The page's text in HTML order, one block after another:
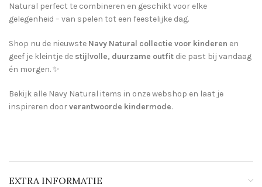
Natural perfect te combineren en geschikt voor elke
gelegenheid – van spelen tot een feestelijke dag.
Shop nu de nieuwste Navy Natural collectie voor kinderen en
geef je kleintje de stijlvolle, duurzame outfit die past bij vandaag
én morgen. ✨
Bekijk alle Navy Natural items in onze webshop en laat je
inspireren doorverantwoorde kindermode.
EXTRA INFORMATIE